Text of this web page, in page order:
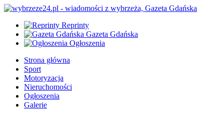
Reprinty
Gazeta Gdańska
Ogłoszenia
Strona główna
Sport
Motoryzacja
Nieruchomości
Ogłoszenia
Galerie